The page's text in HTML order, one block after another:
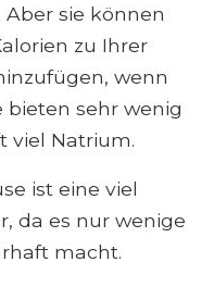
sie können
zu Ihrer
wenn
bieten sehr wenig
viel Natrium.
ist eine viel
da es nur wenige
macht.